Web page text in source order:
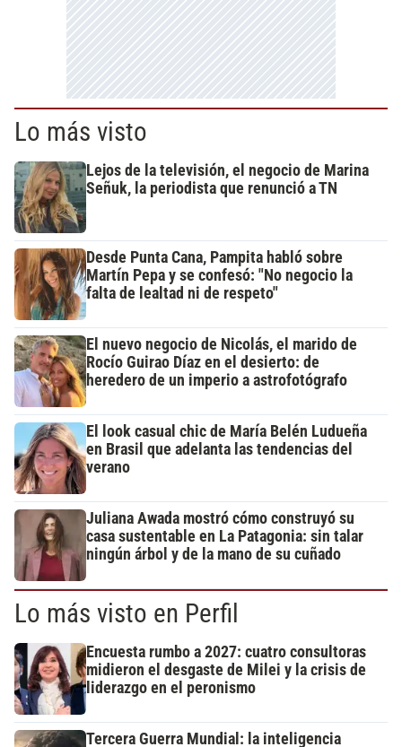
Lo más visto
Lejos de la televisión, el negocio de Marina
Señuk, la periodista que renunció a TN
Desde Punta Cana, Pampita habló sobre
Martín Pepa y se confesó: "No negocio la
falta de lealtad ni de respeto"
El nuevo negocio de Nicolás, el marido de
Rocío Guirao Díaz en el desierto: de
heredero de un imperio a astrofotógrafo
El look casual chic de María Belén Ludueña
en Brasil que adelanta las tendencias del
verano
Juliana Awada mostró cómo construyó su
casa sustentable en La Patagonia: sin talar
ningún árbol y de la mano de su cuñado
Lo más visto en Perfil
Encuesta rumbo a 2027: cuatro consultoras
midieron el desgaste de Milei y la crisis de
liderazgo en el peronismo
Tercera Guerra Mundial: la inteligencia